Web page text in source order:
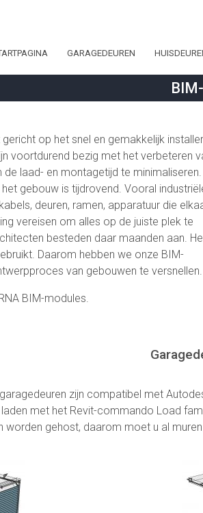
GARAGEDEUREN
op het snel en gemakkelijk
voortdurend bezig met het verbeteren
laad- en montagetijd te minimaliseren.
gebouw is tijdrovend. Vooral
deuren, ramen, apparatuur die
vereisen om alles op de juiste plek te
besteden daar maanden aan.
Daarom hebben we onze BIM-
van gebouwen te versnellen.
BIM-modules.
zijn compatibel met
met het Revit-commando Load
worden gehost, daarom moet u al